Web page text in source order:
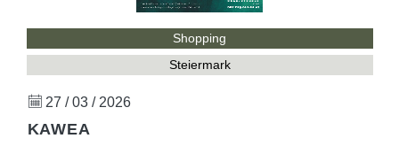
Shopping
Steiermark
27 / 03 / 2026
KAWEA